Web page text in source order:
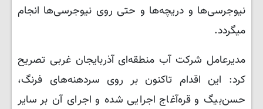
نیوجرسی‌ها و دریچه‌ها و حتی روی نیوجرسی‌ها انجام
میگردد.
مدیرعامل شرکت آب منطقه‌ای آذربایجان غربی تصریح
کرد: این اقدام تاکنون بر روی سردهنه‌های فرنگ،
حسن‌بیگ و قره‌آغاج اجرایی شده و اجرای آن بر سایر